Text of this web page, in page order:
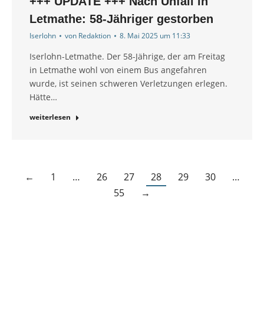
Letmathe: 58-Jähriger gestorben
Iserlohn von Redaktion 8. Mai 2025 um 11:33
Iserlohn-Letmathe. Der 58-Jährige, der am Freitag
in Letmathe wohl von einem Bus angefahren
wurde, ist seinen schweren Verletzungen erlegen.
Hätte…
weiterlesen
← 1 … 26 27 28 29 30
…
55
→